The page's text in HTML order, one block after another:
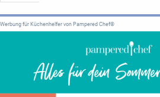
Werbung für Küchenhelfer von Pampered Chef®